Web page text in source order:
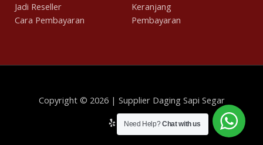
Jadi Reseller
Cara Pembayaran
Keranjang
Pembayaran
Copyright © 2026 | Supplier Daging Sapi Segar
Need Help?Chat with us